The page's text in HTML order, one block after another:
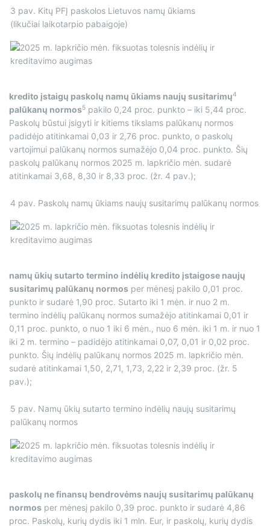
3 pav. Kitų PFĮ paskolos Lietuvos namų ūkiams
(likučiai laikotarpio pabaigoje)
kredito įstaigų paskolų namų ūkiams naujų susitarimų4
palūkanų normos5 pakilo 0,24 proc. punkto – iki 5,44 proc.
Paskolų būstui įsigyti ir kitiems tikslams palūkanų normos
padidėjo atitinkamai 0,03 ir 2,76 proc. punkto, o paskolų
vartojimui palūkanų normos sumažėjo 0,04 proc. punkto. Šių
paskolų palūkanų normos 2025 m. lapkričio mėn. sudarė
atitinkamai 3,68, 8,30 ir 8,33 proc. (žr. 4 pav.);
4 pav. Paskolų namų ūkiams naujų susitarimų palūkanų normos
namų ūkių sutarto termino indėlių kredito įstaigose naujų
susitarimų palūkanų normos per mėnesį pakilo 0,01 proc.
punkto ir sudarė 1,90 proc. Sutarto iki 1 mėn. ir nuo 2 m.
termino indėlių palūkanų normos sumažėjo atitinkamai 0,01 ir
0,11 proc. punkto, o nuo 1 iki 6 mėn., nuo 6 mėn. iki 1 m. ir nuo 1
iki 2 m. termino – padidėjo atitinkamai 0,07, 0,01 ir 0,02 proc.
punkto. Šių indėlių palūkanų normos 2025 m. lapkričio mėn.
sudarė atitinkamai 1,50, 2,71, 1,73, 2,22 ir 2,39 proc. (žr. 5
pav.);
5 pav. Namų ūkių sutarto termino indėlių naujų susitarimų
palūkanų normos
paskolų ne finansų bendrovėms naujų susitarimų palūkanų
normos per mėnesį pakilo 0,39 proc. punkto ir sudarė 4,86
proc. Paskolų, kurių dydis iki 1 mln. Eur, ir paskolų, kurių dydis